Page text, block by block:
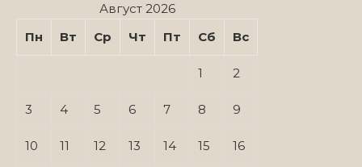
Август 2026
Пн
Вт Ср Чт Пт Сб Вс
1 2
3 4 5 6 7 8 9
10 11 12 13 14 15 16